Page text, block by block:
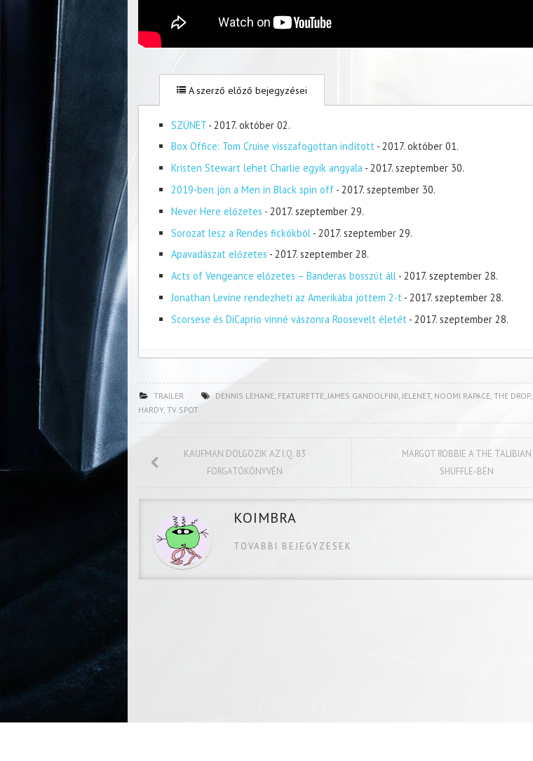
A szerző előző bejegyzései
SZÜNET - 2017. október 02.
Box Office: Tom Cruise visszafogottan indított - 2017. október 01.
Kristen Stewart lehet Charlie egyik angyala - 2017. szeptember 30.
2019-ben jön a Men in Black spin off - 2017. szeptember 30.
Never Here előzetes - 2017. szeptember 29.
Sorozat lesz a Rendes fickókból - 2017. szeptember 29.
Apavadászat előzetes - 2017. szeptember 28.
Acts of Vengeance előzetes – Banderas bosszút áll - 2017. szeptember 28.
Jonathan Levine rendezheti az Amerikába jöttem 2-t - 2017. szeptember 28.
Scorsese és DiCaprio vinné vászonra Roosevelt életét - 2017. szeptember 28.
TRAILER DENNIS LEHANE, FEATURETTE, JAMES GANDOLFINI JELENET, NOOMI RAPACE, THE DROP,
HARDY, TV SPOT
KAUFMAN DOLGOZIK AZ I.Q. 83
FORGATÓKÖNYVÉN
MARGOT ROBBIE A THE TALIBIAN
SHUFFLE-BEN
KOIMBRA
TOVABBI BEJEGYZESEK